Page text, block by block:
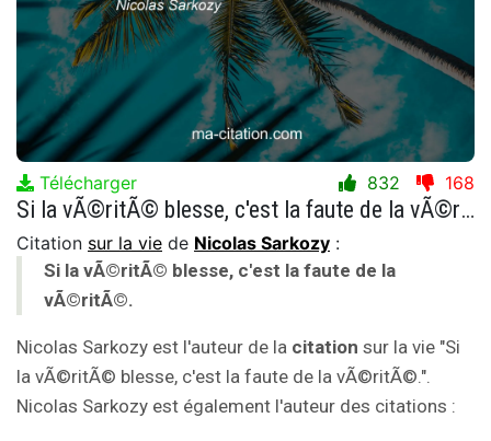
Télécharger 832 168
Si la vÃ©ritÃ© blesse, c'est la faute de la vÃ©ritÃ©.
Citation sur la vie de Nicolas Sarkozy :
Si la vÃ©ritÃ© blesse, c'est la faute de la
vÃ©ritÃ©.
Nicolas Sarkozy est l'auteur de la citation sur la vie "Si
la vÃ©ritÃ© blesse, c'est la faute de la vÃ©ritÃ©.".
Nicolas Sarkozy est également l'auteur des citations :